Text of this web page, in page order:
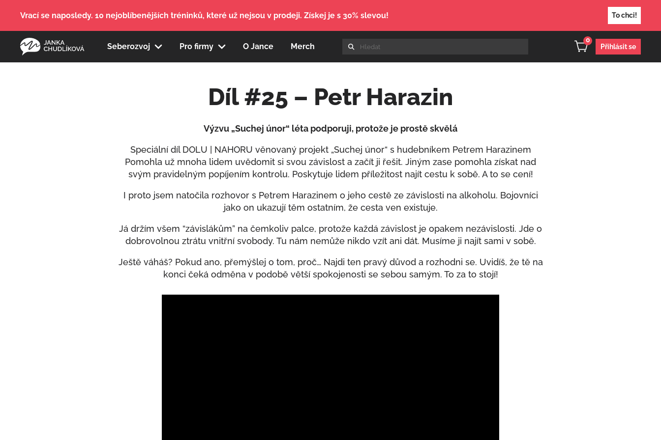
Vrací se naposledy. 10 nejoblíbenějších tréninků, které už nejsou v prodeji. Získej je s 30% slevou! To chci!
Seberozvoj Pro firmy O Jance Merch
0
Přihlásit se
Díl #25 – Petr Harazin
Výzvu „Suchej únor“ léta podporuji, protože je prostě skvělá
Speciální díl DOLU | NAHORU věnovaný projekt „Suchej únor“ s hudebníkem Petrem Harazinem
Pomohla už mnoha lidem uvědomit si svou závislost a začít ji řešit. Jiným zase pomohla získat nad
svým pravidelným popíjením kontrolu. Poskytuje lidem příležitost najít cestu k sobě. A to se cení!
I proto jsem natočila rozhovor s Petrem Harazinem o jeho cestě ze závislosti na alkoholu. Bojovníci
jako on ukazují těm ostatním, že cesta ven existuje.
Já držím všem “závislákům” na čemkoliv palce, protože každá závislost je opakem nezávislosti. Jde o
dobrovolnou ztrátu vnitřní svobody. Tu nám nemůže nikdo vzít ani dát. Musíme ji najít sami v sobě.
Ještě váháš? Pokud ano, přemýšlej o tom, proč… Najdi ten pravý důvod a rozhodni se. Uvidíš, že tě na
konci čeká odměna v podobě větší spokojenosti se sebou samým. To za to stojí!